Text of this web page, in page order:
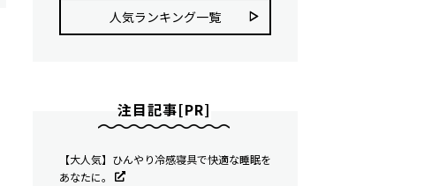
人気ランキング⼀覧
注目記事[PR]
【大人気】ひんやり冷感寝具で快適な睡眠を
あなたに。